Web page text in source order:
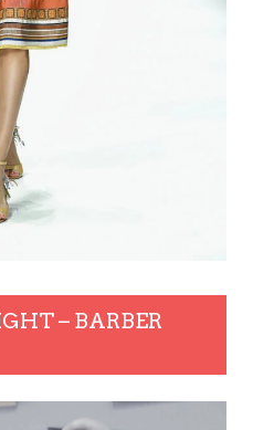
– BARBER